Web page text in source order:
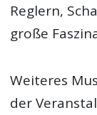
Reglern,
große
Weiteres
der